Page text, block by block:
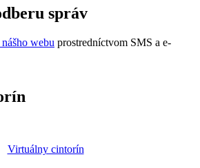
správ
webu prostredníctvom SMS a e-
Virtuálny cintorín